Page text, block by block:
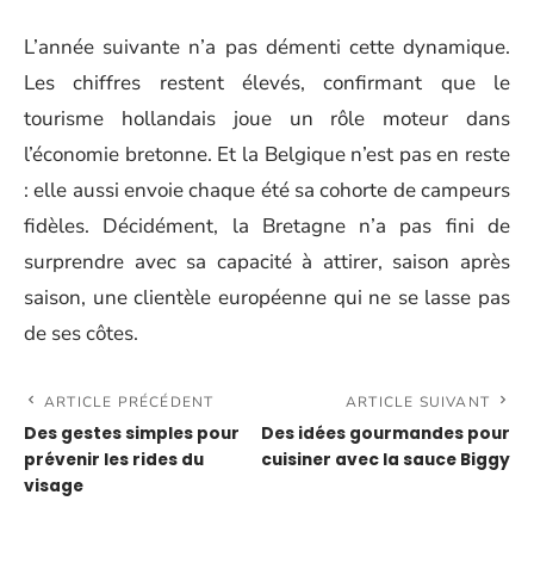
L’année suivante n’a pas démenti cette dynamique.
Les chiffres restent élevés, confirmant que le
tourisme hollandais joue un rôle moteur dans
l’économie bretonne. Et la Belgique n’est pas en reste
: elle aussi envoie chaque été sa cohorte de campeurs
fidèles. Décidément, la Bretagne n’a pas fini de
surprendre avec sa capacité à attirer, saison après
saison, une clientèle européenne qui ne se lasse pas
de ses côtes.
ARTICLE PRÉCÉDENT
Des gestes simples pour
prévenir les rides du
visage
ARTICLE SUIVANT
Des idées gourmandes pour
cuisiner avec la sauce Biggy